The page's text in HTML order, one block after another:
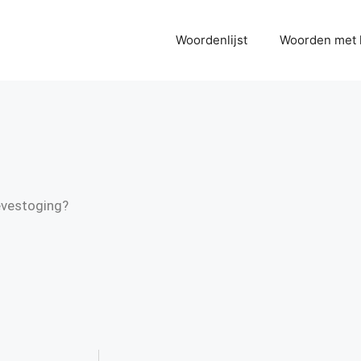
Woordenlijst Woorden